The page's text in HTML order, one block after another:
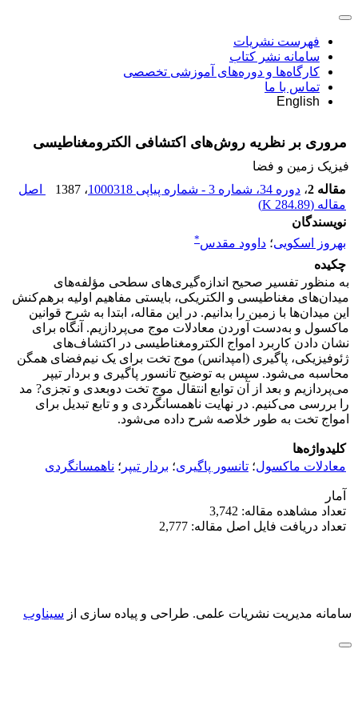
فهرست نشریات
سامانه نشر کتاب
کارگاه‌ها و دوره‌های آموزشی تخصصی
تماس با ما
English
مروری بر نظریه روش‌های اکتشافی الکترومغناطیسی
فیزیک زمین و فضا
مقاله 2
، دوره 34، شماره 3 - شماره پیاپی 1000318 ، 1387
اصل
مقاله (284.89 K
)
نویسندگان
بهروز اسکویی؛ داوود مقدس*
چکیده
به منظور تفسیر صحیح اندازه‌گیری‌های سطحی مؤلفه‌های
میدان‌های مغناطیسی و الکتریکی، بایستی مفاهیم اولیه برهم‌کنش
این میدان‌ها با زمین را بدانیم. در این مقاله، ابتدا به شرح قوانین
ماکسول و به‌دست آوردن معادلات موج می‌پردازیم. آنگاه برای
نشان دادن کاربرد امواج الکترومغناطیسی در اکتشاف‌های
ژئوفیزیکی، پاگیری (امپدانس) موج تخت برای یک نیم‌فضای همگن
محاسبه می‌شود. سپس به توضیح تانسور پاگیری و بردار تیپر
می‌پردازیم و بعد از آن توابع انتقال موج تخت دوبعدی و تجزی? مد
را بررسی می‌کنیم. در نهایت ناهمسانگردی و و تابع تبدیل برای
امواج تخت به طور خلاصه شرح داده می‌شود.
کلیدواژه‌ها
معادلات ماکسول؛ تانسور پاگیری؛ بردار تیپر ؛ ناهمسانگردی
آمار
تعداد مشاهده مقاله: 3,742
تعداد دریافت فایل اصل مقاله: 2,777
سامانه مدیریت نشریات علمی. طراحی و پیاده سازی از سیناوب